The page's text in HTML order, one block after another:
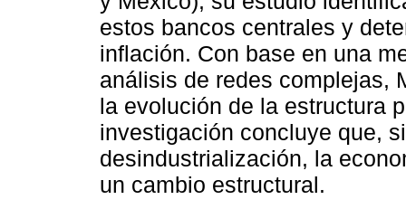
estos bancos centrales y
inflación. Con base en una
análisis de redes complejas,
la evolución de la estructura
investigación concluye que,
desindustrialización, la
un cambio estructural.